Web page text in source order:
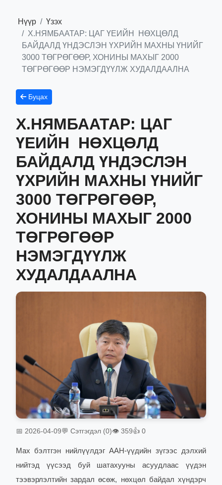
Нүүр
Үзэх
Х.НЯМБААТАР: ЦАГ ҮЕИЙН НӨХЦӨЛД
БАЙДАЛД ҮНДЭСЛЭН ҮХРИЙН МАХНЫ ҮНИЙГ
3000 ТӨГРӨГӨӨР, ХОНИНЫ МАХЫГ 2000
ТӨГРӨГӨӨР НЭМЭГДҮҮЛЖ ХУДАЛДААЛНА
Буцах
Х.НЯМБААТАР: ЦАГ
ҮЕИЙН НӨХЦӨЛД
БАЙДАЛД ҮНДЭСЛЭН
ҮХРИЙН МАХНЫ ҮНИЙГ
3000 ТӨГРӨГӨӨР,
ХОНИНЫ МАХЫГ 2000
ТӨГРӨГӨӨР
НЭМЭГДҮҮЛЖ
ХУДАЛДААЛНА
📅 2026-04-09💬 Сэтгэгдэл (0)👁 359👍 0
Мах бэлтгэн нийлүүлдэг ААН-үүдийн зүгээс дэлхий
нийтэд үүсээд буй шатахууны асуудлаас үүдэн
тээвэрлэлтийн зардал өсөж, нөхцөл байдал хүндэрч